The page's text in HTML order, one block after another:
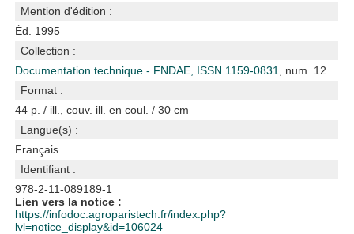
Mention d'édition :
Éd. 1995
Collection :
Documentation technique - FNDAE, ISSN 1159-0831
, num. 12
Format :
44 p. / ill., couv. ill. en coul. / 30 cm
Langue(s) :
Français
Identifiant :
978-2-11-089189-1
Lien vers la notice :
https://infodoc.agroparistech.fr/index.php?
lvl=notice_display&id=106024